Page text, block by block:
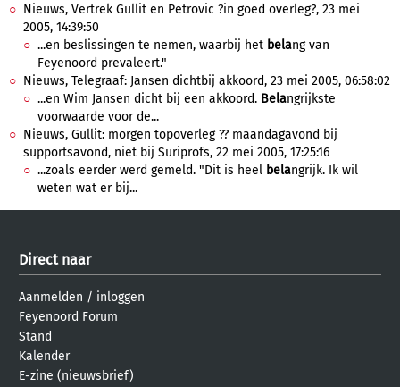
Nieuws, Vertrek Gullit en Petrovic ?in goed overleg?, 23 mei
2005, 14:39:50
...en beslissingen te nemen, waarbij het belang van
Feyenoord prevaleert."
Nieuws, Telegraaf: Jansen dichtbij akkoord, 23 mei 2005, 06:58:02
...en Wim Jansen dicht bij een akkoord. Belangrijkste
voorwaarde voor de...
Nieuws, Gullit: morgen topoverleg ?? maandagavond bij
supportsavond, niet bij Suriprofs, 22 mei 2005, 17:25:16
...zoals eerder werd gemeld. "Dit is heel belangrijk. Ik wil
weten wat er bij...
Direct naar
Aanmelden / inloggen
Feyenoord Forum
Stand
Kalender
E-zine (nieuwsbrief)